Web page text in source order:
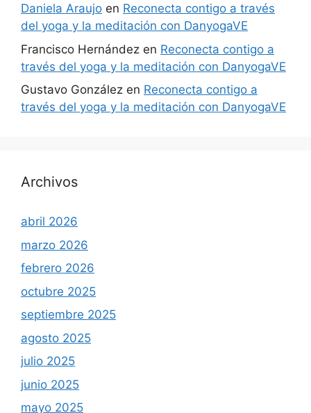
Daniela Araujo en Reconecta contigo a través
del yoga y la meditación con DanyogaVE
Francisco Hernández en Reconecta contigo a
través del yoga y la meditación con DanyogaVE
Gustavo González en Reconecta contigo a
través del yoga y la meditación con DanyogaVE
Archivos
abril 2026
marzo 2026
febrero 2026
octubre 2025
septiembre 2025
agosto 2025
julio 2025
junio 2025
mayo 2025